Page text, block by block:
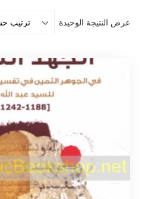
عرض النتيجة الوحيدة